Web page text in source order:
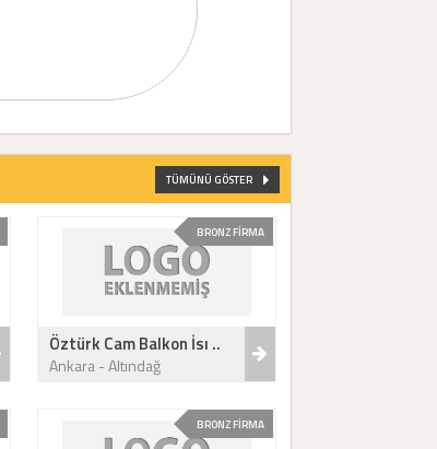
TÜMÜNÜ GÖSTER
BRONZ FİRMA
Öztürk Cam Balkon İsı ..
Ankara - Altındağ
BRONZ FİRMA